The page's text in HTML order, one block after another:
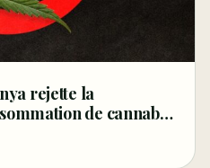
rejette la
de cannabis